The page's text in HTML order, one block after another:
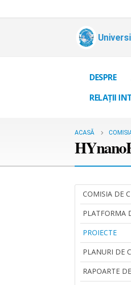
DESPRE
RELAȚII
ACASĂ
COMISIA DE
PLATFORMA
PROIECTE
PLANURI DE
RAPOARTE